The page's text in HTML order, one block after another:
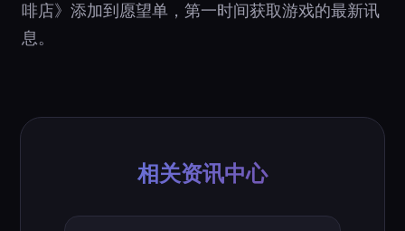
啡店》添加到愿望单，第一时间获取游戏的最新讯
息。
相关资讯中心